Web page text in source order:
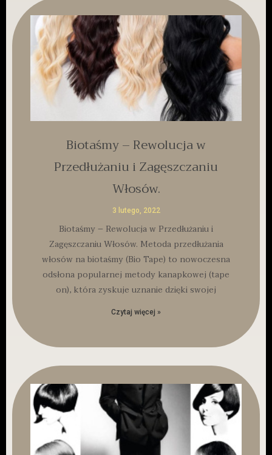
Biotaśmy – Rewolucja w
Przedłużaniu i Zagęszczaniu
Włosów.
3 lutego, 2022
Biotaśmy – Rewolucja w Przedłużaniu i
Zagęszczaniu Włosów. Metoda przedłużania
włosów na biotaśmy (Bio Tape) to nowoczesna
odsłona popularnej metody kanapkowej (tape
on), która zyskuje uznanie dzięki swojej
Czytaj więcej »